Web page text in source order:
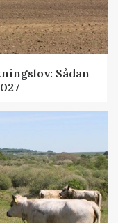
Sådan